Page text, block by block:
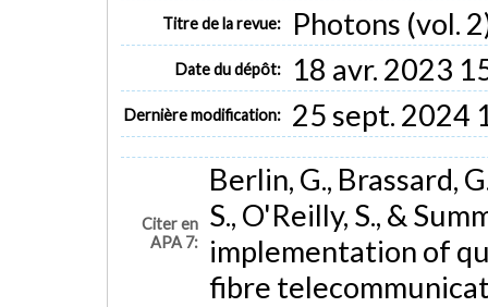
Titre de la revue: Photons (vol.
Date du dépôt: 18 avr. 2023
Dernière modification: 25 sept. 2024
Citer en
APA 7:
Berlin, G., Brassard,
S., O'Reilly, S., &
implementation of
fibre